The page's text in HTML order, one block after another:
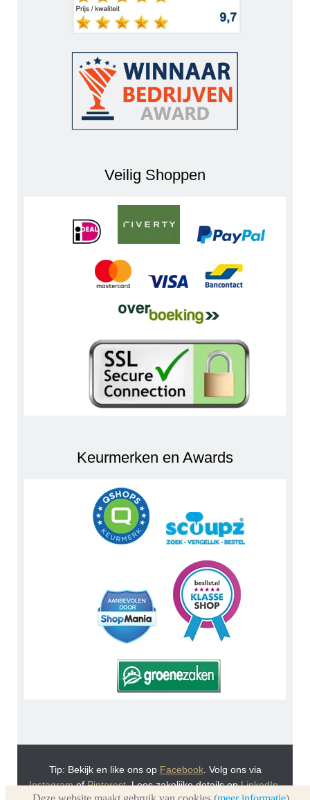
Veilig Shoppen
Keurmerken en Awards
Tip: Bekijk en like ons op Facebook. Volg ons via
InstagramofPinterest. Lees zakelijke details opLinkedIn.